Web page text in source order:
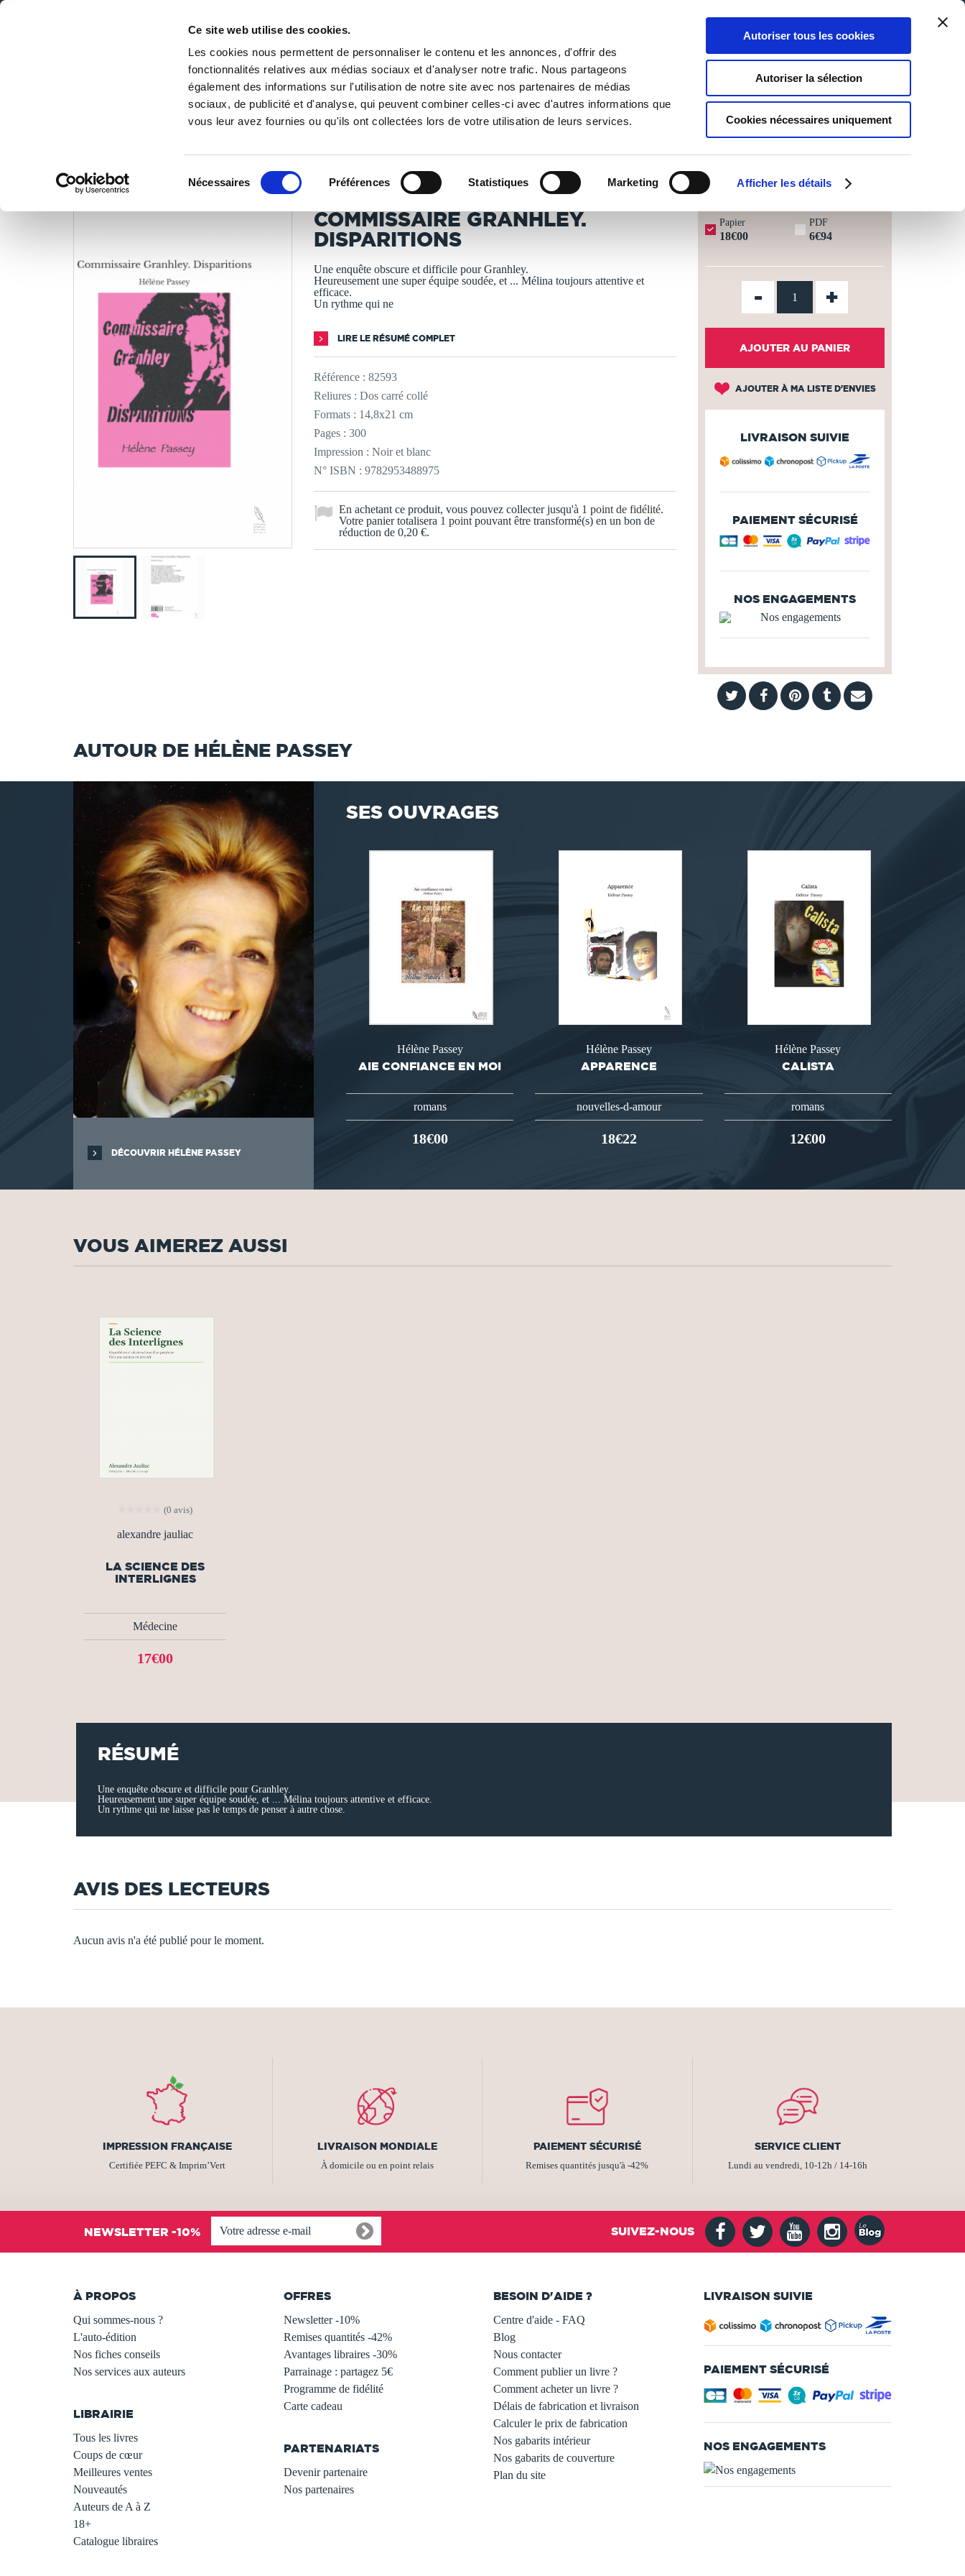
Ce site web utilise des cookies.
Les cookies nous permettent de personnaliser le contenu et les annonces, d'offrir des
fonctionnalités relatives aux médias sociaux et d'analyser notre trafic. Nous partageons
également des informations sur l'utilisation de notre site avec nos partenaires de médias
sociaux, de publicité et d'analyse, qui peuvent combiner celles-ci avec d'autres informations que
vous leur avez fournies ou qu'ils ont collectées lors de votre utilisation de leurs services.
Nécessaires Préférences Statistiques Marketing Afficher les détails
Autoriser tous les cookies
Autoriser la sélection
Cookies nécessaires uniquement
DE LA PAGE BLANCHE... AU BEST SELLER
0
Panier
0
Ma liste
Connexion
PUBLIER UN LIVRE LIBRAIRIE
/ Policier Enquêtes / Commissaire Granhley. Disparitions
LES LIVRES SONT IMPRIMÉS À LA DEMANDE - DÉLAI ACTUEL : 3 À 5 JOURS OUVRÉS ⏱️
COMMISSAIRE GRANHLEY.
DISPARITIONS
Une enquête obscure et difficile pour Granhley.
Heureusement une super équipe soudée, et ... Mélina toujours attentive et
efficace.
Un rythme qui ne
LIRE LE RÉSUMÉ COMPLET
Référence : 82593
Reliures : Dos carré collé
Formats : 14,8x21 cm
Pages : 300
Impression : Noir et blanc
N° ISBN : 9782953488975
En achetant ce produit, vous pouvez collecter jusqu'à 1 point de fidélité.
Votre panier totalisera 1 point pouvant être transformé(s) en un bon de
réduction de 0,20 €.
Papier
18€00
PDF
6€94
- +
AJOUTER AU PANIER
AJOUTER À MA LISTE D'ENVIES
LIVRAISON SUIVIE
PAIEMENT SÉCURISÉ
NOS ENGAGEMENTS
AUTOUR DE HÉLÈNE PASSEY
DÉCOUVRIR HÉLÈNE PASSEY
SES OUVRAGES
Hélène Passey
AIE CONFIANCE EN MOI
romans
18€00
Hélène Passey
APPARENCE
nouvelles-d-amour
18€22
Hélène Passey
CALISTA
romans
12€00
VOUS AIMEREZ AUSSI
(0 avis)
alexandre jauliac
LA SCIENCE DES
INTERLIGNES
Médecine
17€00
RÉSUMÉ
Une enquête obscure et difficile pour Granhley.
Heureusement une super équipe soudée, et ... Mélina toujours attentive et efficace.
Un rythme qui ne laisse pas le temps de penser à autre chose.
AVIS DES LECTEURS
Aucun avis n'a été publié pour le moment.
IMPRESSION FRANÇAISE
Certifiée PEFC & Imprim’Vert
LIVRAISON MONDIALE
À domicile ou en point relais
PAIEMENT SÉCURISÉ
Remises quantités jusqu'à -42%
SERVICE CLIENT
Lundi au vendredi, 10-12h / 14-16h
NEWSLETTER -10% SUIVEZ-NOUS
À PROPOS
Qui sommes-nous ?
L'auto-édition
Nos fiches conseils
Nos services aux auteurs
LIBRAIRIE
Tous les livres
Coups de cœur
Meilleures ventes
Nouveautés
Auteurs de A à Z
18+
Catalogue libraires
OFFRES
Newsletter -10%
Remises quantités -42%
Avantages libraires -30%
Parrainage : partagez 5€
Programme de fidélité
Carte cadeau
PARTENARIATS
Devenir partenaire
Nos partenaires
BESOIN D'AIDE ?
Centre d'aide - FAQ
Blog
Nous contacter
Comment publier un livre ?
Comment acheter un livre ?
Délais de fabrication et livraison
Calculer le prix de fabrication
Nos gabarits intérieur
Nos gabarits de couverture
Plan du site
LIVRAISON SUIVIE
PAIEMENT SÉCURISÉ
NOS ENGAGEMENTS